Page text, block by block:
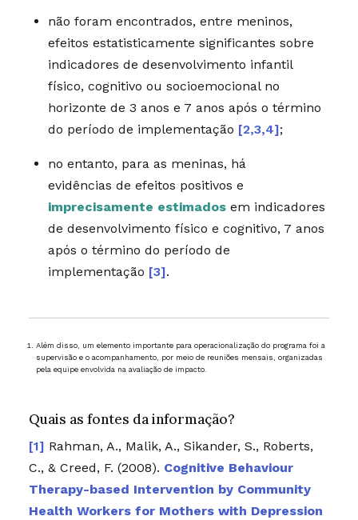
não foram encontrados, entre meninos,
efeitos estatisticamente significantes sobre
indicadores de desenvolvimento infantil
físico, cognitivo ou socioemocional no
horizonte de 3 anos e 7 anos após o término
do período de implementação [2,3,4];
no entanto, para as meninas, há
evidências de efeitos positivos e
imprecisamente estimadosem indicadores
de desenvolvimento físico e cognitivo, 7 anos
após o término do período de
implementação [3].
Além disso, um elemento importante para operacionalização do programa foi a
supervisão e o acompanhamento, por meio de reuniões mensais, organizadas
pela equipe envolvida na avaliação de impacto.
Quais as fontes da informação?
Rahman, A., Malik, A., Sikander, S., Roberts,
C., & Creed, F. (2008). Cognitive Behaviour
Therapy-based Intervention by Community
Health Workers for Mothers with Depression